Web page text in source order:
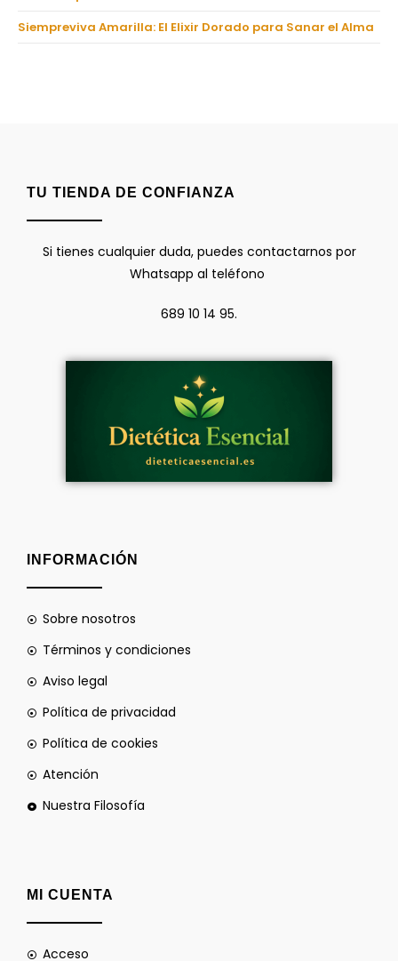
Siempreviva Amarilla: El Elixir Dorado para Sanar el Alma
TU TIENDA DE CONFIANZA
Si tienes cualquier duda, puedes contactarnos por
Whatsapp al teléfono
689 10 14 95.
INFORMACIÓN
Sobre nosotros
Términos y condiciones
Aviso legal
Política de privacidad
Política de cookies
Atención
Nuestra Filosofía
MI CUENTA
Acceso